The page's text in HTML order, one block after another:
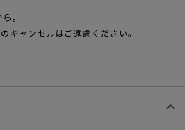
。
キャンセルはご遠慮ください。